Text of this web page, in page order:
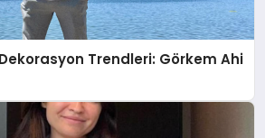
Trendleri: Görkem Ahi